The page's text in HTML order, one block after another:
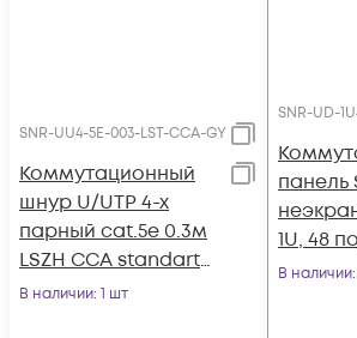
SNR-UU4-5E-003-LST-CCA-GY
Коммутационный
шнур U/UTP 4-х
парный cat.5e 0.3м
LSZH CCA standart
серый
В наличии: 1 шт
SNR-UD-
панель
1U, 48
В наличии